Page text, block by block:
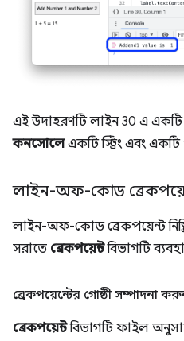
এই উদাহরণটি লাইন 30 এ
কনসোলেএকটি স্ট্রিং এবং
লাইন-অফ-কোড
লাইন-অফ-কোড ব্রেকপয়েন্ট
সরাতে ব্রেকপয়েন্টবিভাগটি
ব্রেকপয়েন্টের গোষ্ঠী সম্পাদনা
ব্রেকপয়েন্টবিভাগটি ফাইল